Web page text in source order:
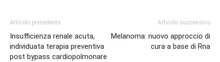
Articolo precedente
Insufficienza renale acuta,
individuata terapia preventiva
post bypass cardiopolmonare
Articolo successivo
Melanoma: nuovo approccio di
cura a base di Rna